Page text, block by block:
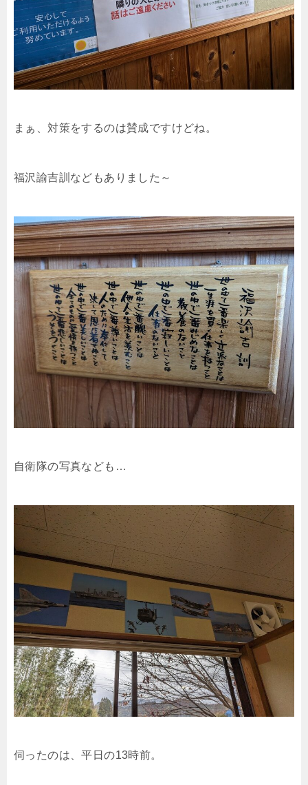
まぁ、対策をするのは賛成ですけどね。
福沢諭吉訓などもありました～
自衛隊の写真なども…
伺ったのは、平日の13時前。